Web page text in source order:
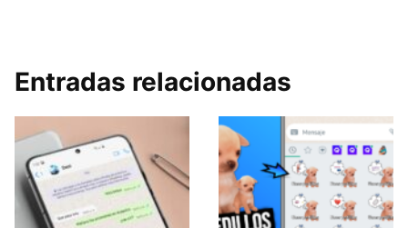
Entradas relacionadas